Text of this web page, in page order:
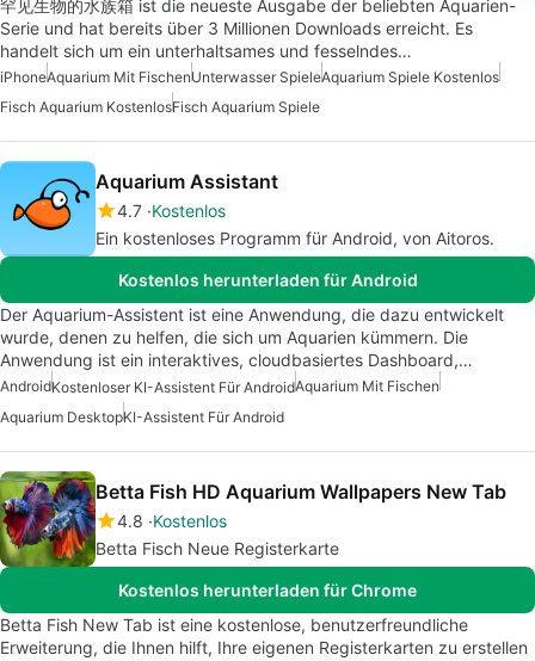
罕见生物的水族箱 ist die neueste Ausgabe der beliebten Aquarien-
Serie und hat bereits über 3 Millionen Downloads erreicht. Es
handelt sich um ein unterhaltsames und fesselndes…
iPhoneAquarium Mit FischenUnterwasser SpieleAquarium Spiele Kostenlos
Fisch Aquarium KostenlosFisch Aquarium Spiele
Aquarium Assistant
4.7 Kostenlos
Ein kostenloses Programm für Android, von Aitoros.
Kostenlos herunterladen für Android
Der Aquarium-Assistent ist eine Anwendung, die dazu entwickelt
wurde, denen zu helfen, die sich um Aquarien kümmern. Die
Anwendung ist ein interaktives, cloudbasiertes Dashboard,…
AndroidKostenloser KI-Assistent Für AndroidAquarium Mit Fischen
Aquarium DesktopKI-Assistent Für Android
Betta Fish HD Aquarium Wallpapers New Tab
4.8 Kostenlos
Betta Fisch Neue Registerkarte
Kostenlos herunterladen für Chrome
Betta Fish New Tab ist eine kostenlose, benutzerfreundliche
Erweiterung, die Ihnen hilft, Ihre eigenen Registerkarten zu erstellen